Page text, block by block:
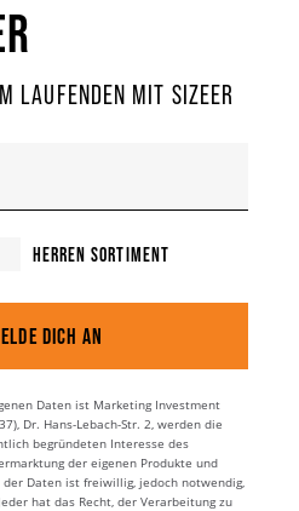
LAUFENDEN MIT SIZEER
HERREN SORTIMENT
DICH AN
Daten ist Marketing Investment
Dr. Hans-Lebach-Str. 2, werden die
begründeten Interesse des
der eigenen Produkte und
Daten ist freiwillig, jedoch notwendig,
hat das Recht, der Verarbeitung zu